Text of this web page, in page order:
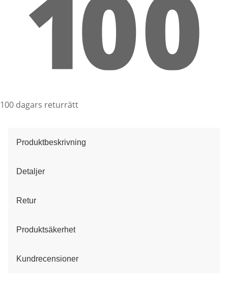
100 dagars returrätt
Produktbeskrivning
Detaljer
Retur
Produktsäkerhet
Kundrecensioner